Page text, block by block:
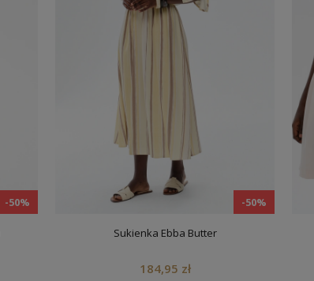
-50% -50%
Sukienka Ebba Butter
184,95 zł